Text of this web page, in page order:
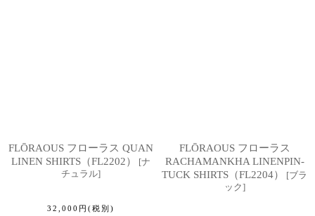
FLŌRAOUS フローラス QUAN
LINEN SHIRTS（FL2202）
[ナ
チュラル]
32,000 円 (税別)
FLŌRAOUS フローラス
RACHAMANKHA LINENPIN-
TUCK SHIRTS（FL2204）
[ブラ
ック]